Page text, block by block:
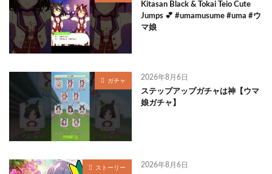
Kitasan Black & Tokai Teio Cute
Jumps 💕 #umamusume #uma #ウ
マ娘
ガチャ 2026年8月6日
ステップアップガチャは神【ウマ
娘ガチャ】
ストーリー 2026年8月6日